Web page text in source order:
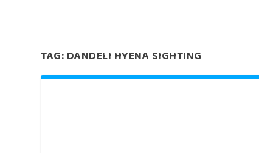
TAG:DANDELI HYENA SIGHTING